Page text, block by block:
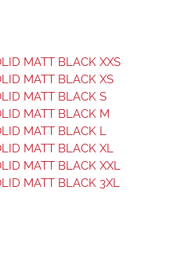
MATT BLACK XXS
MATT BLACK XS
MATT BLACK S
MATT BLACK M
MATT BLACK L
MATT BLACK XL
MATT BLACK XXL
MATT BLACK 3XL